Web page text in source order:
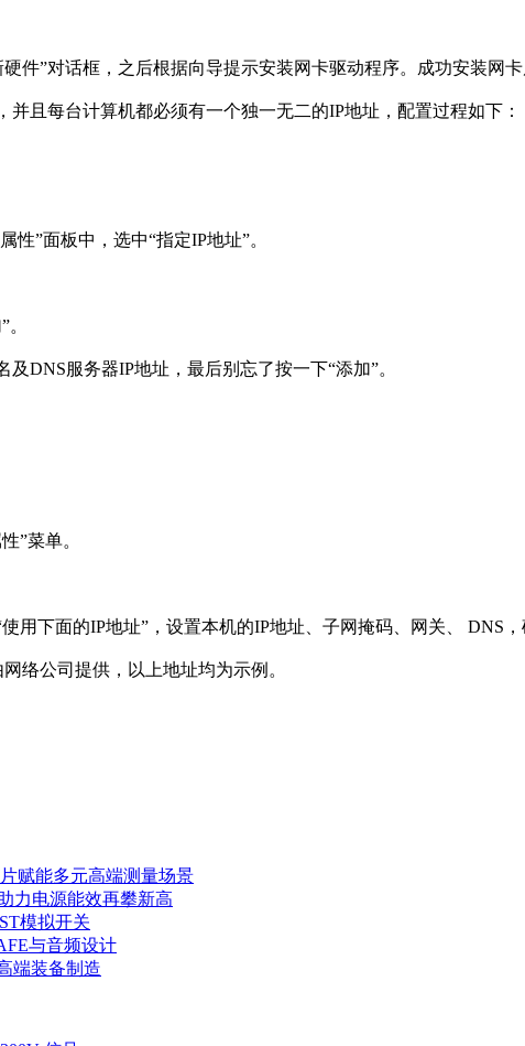
件”对话框，之后根据向导提示安装网卡驱动程序。成功安装网卡
且每台计算机都必须有一个独一无二的IP地址，配置过程如下：
性”面板中，选中“指定IP地址”。
DNS服务器IP地址，最后别忘了按一下“添加”。
”菜单。
用下面的IP地址”，设置本机的IP地址、子网掩码、网关、 DNS，
络公司提供，以上地址均为示例。
赋能多元高端测量场景
力电源能效再攀新高
模拟开关
与音频设计
端装备制造